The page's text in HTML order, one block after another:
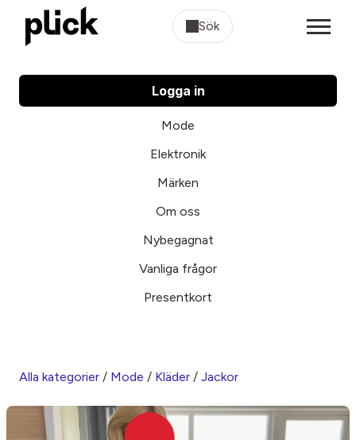
Sök
Logga in
Mode
Elektronik
Märken
Om oss
Nybegagnat
Vanliga frågor
Presentkort
Alla kategorier / Mode / Kläder / Jackor